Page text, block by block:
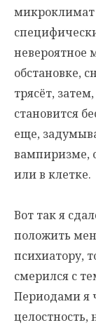
микроклимат
невероятное
обстановке,
трясёт,
становится
еще,
вампиризме,
или в клетке.
Вот так я
положить
психиатору,
смерился с
Периодами я
целостность,